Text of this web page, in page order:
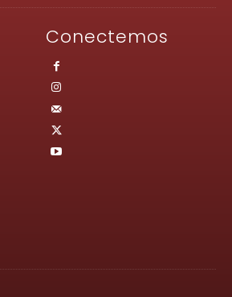
Conectemos